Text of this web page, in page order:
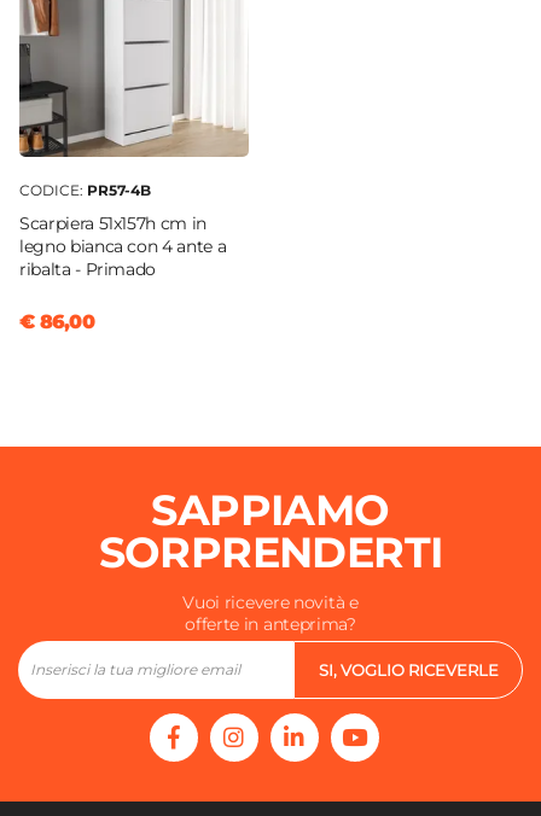
CODICE: PR57-4B
Scarpiera 51x157h cm in
legno bianca con 4 ante a
ribalta - Primado
€ 86,00
SAPPIAMO
SORPRENDERTI
Vuoi ricevere novità e
offerte in anteprima?
SI, VOGLIO RICEVERLE